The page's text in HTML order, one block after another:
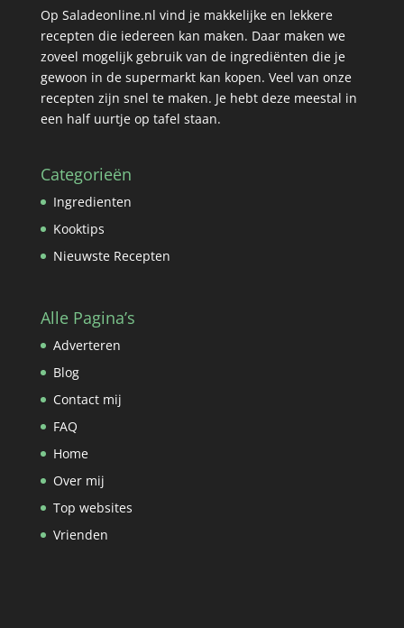
Op Saladeonline.nl vind je makkelijke en lekkere
recepten die iedereen kan maken. Daar maken we
zoveel mogelijk gebruik van de ingrediënten die je
gewoon in de supermarkt kan kopen. Veel van onze
recepten zijn snel te maken. Je hebt deze meestal in
een half uurtje op tafel staan.
Categorieën
Ingredienten
Kooktips
Nieuwste Recepten
Alle Pagina’s
Adverteren
Blog
Contact mij
FAQ
Home
Over mij
Top websites
Vrienden